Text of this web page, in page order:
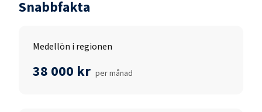
Snabbfakta
Medellön i regionen
38 000 kr per månad